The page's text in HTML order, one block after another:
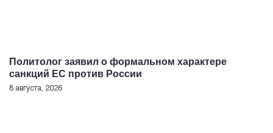
Политолог заявил о формальном характере
санкций ЕС против России
8 августа, 2026